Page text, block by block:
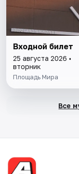
Входной билет
25 августа 2026 •
вторник
Площадь Мира
Все